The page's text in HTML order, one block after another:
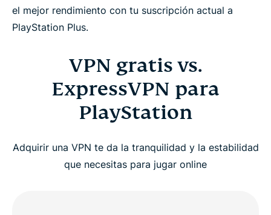
el mejor rendimiento con tu suscripción actual a
PlayStation Plus.
VPN gratis vs.
ExpressVPN para
PlayStation
Adquirir una VPN te da la tranquilidad y la estabilidad
que necesitas para jugar online